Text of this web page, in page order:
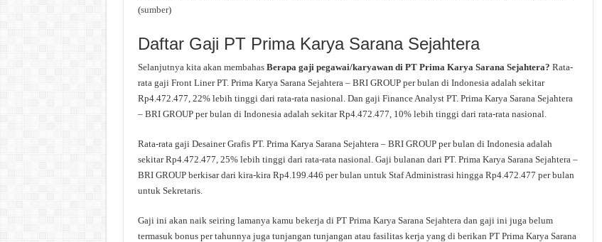
(sumber)
Daftar Gaji PT Prima Karya Sarana Sejahtera
Selanjutnya kita akan membahas Berapa gaji pegawai/karyawan di PT Prima Karya Sarana Sejahtera? Rata-
rata gaji Front Liner PT. Prima Karya Sarana Sejahtera – BRI GROUP per bulan di Indonesia adalah sekitar
Rp4.472.477, 22% lebih tinggi dari rata-rata nasional. Dan gaji Finance Analyst PT. Prima Karya Sarana Sejahtera
– BRI GROUP per bulan di Indonesia adalah sekitar Rp4.472.477, 10% lebih tinggi dari rata-rata nasional.
Rata-rata gaji Desainer Grafis PT. Prima Karya Sarana Sejahtera – BRI GROUP per bulan di Indonesia adalah
sekitar Rp4.472.477, 25% lebih tinggi dari rata-rata nasional. Gaji bulanan dari PT. Prima Karya Sarana Sejahtera –
BRI GROUP berkisar dari kira-kira Rp4.199.446 per bulan untuk Staf Administrasi hingga Rp4.472.477 per bulan
untuk Sekretaris.
Gaji ini akan naik seiring lamanya kamu bekerja di PT Prima Karya Sarana Sejahtera dan gaji ini juga belum
termasuk bonus per tahunnya juga tunjangan tunjangan atau fasilitas kerja yang di berikan PT Prima Karya Sarana